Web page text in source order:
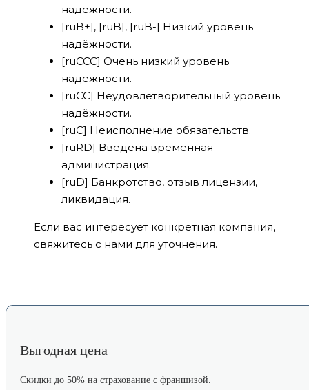
надёжности.
[ruB+], [ruB], [ruB-] Низкий уровень
надёжности.
[ruCCC] Очень низкий уровень
надёжности.
[ruCC] Неудовлетворительный уровень
надёжности.
[ruC] Неисполнение обязательств.
[ruRD] Введена временная
администрация.
[ruD] Банкротство, отзыв лицензии,
ликвидация.
Если вас интересует конкретная компания,
свяжитесь с нами для уточнения.
Выгодная цена
Скидки до 50% на страхование с франшизой.